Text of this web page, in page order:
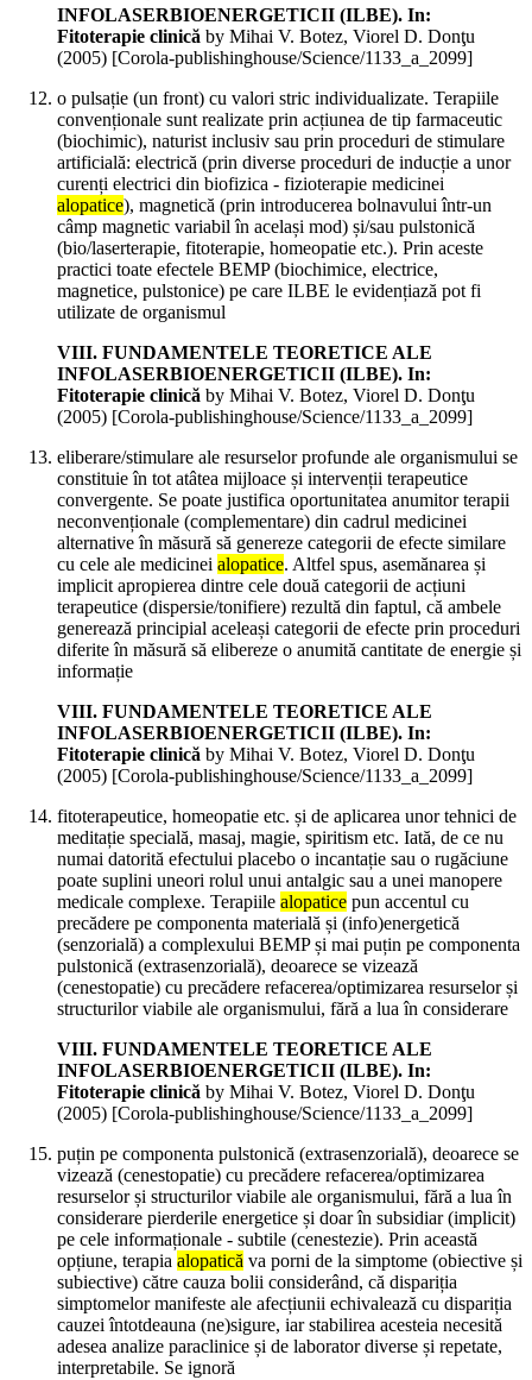
INFOLASERBIOENERGETICII (ILBE). In:
Fitoterapie clinică by Mihai V. Botez, Viorel D. Donţu
(2005) [Corola-publishinghouse/Science/1133_a_2099]
o pulsație (un front) cu valori stric individualizate. Terapiile
convenționale sunt realizate prin acțiunea de tip farmaceutic
(biochimic), naturist inclusiv sau prin proceduri de stimulare
artificială: electrică (prin diverse proceduri de inducție a unor
curenți electrici din biofizica - fizioterapie medicinei
alopatice), magnetică (prin introducerea bolnavului într-un
câmp magnetic variabil în același mod) și/sau pulstonică
(bio/laserterapie, fitoterapie, homeopatie etc.). Prin aceste
practici toate efectele BEMP (biochimice, electrice,
magnetice, pulstonice) pe care ILBE le evidențiază pot fi
utilizate de organismul
VIII. FUNDAMENTELE TEORETICE ALE
INFOLASERBIOENERGETICII (ILBE). In:
Fitoterapie clinică by Mihai V. Botez, Viorel D. Donţu
(2005) [Corola-publishinghouse/Science/1133_a_2099]
eliberare/stimulare ale resurselor profunde ale organismului se
constituie în tot atâtea mijloace și intervenții terapeutice
convergente. Se poate justifica oportunitatea anumitor terapii
neconvenționale (complementare) din cadrul medicinei
alternative în măsură să genereze categorii de efecte similare
cu cele ale medicinei alopatice. Altfel spus, asemănarea și
implicit apropierea dintre cele două categorii de acțiuni
terapeutice (dispersie/tonifiere) rezultă din faptul, că ambele
generează principial aceleași categorii de efecte prin proceduri
diferite în măsură să elibereze o anumită cantitate de energie și
informație
VIII. FUNDAMENTELE TEORETICE ALE
INFOLASERBIOENERGETICII (ILBE). In:
Fitoterapie clinică by Mihai V. Botez, Viorel D. Donţu
(2005) [Corola-publishinghouse/Science/1133_a_2099]
fitoterapeutice, homeopatie etc. și de aplicarea unor tehnici de
meditație specială, masaj, magie, spiritism etc. Iată, de ce nu
numai datorită efectului placebo o incantație sau o rugăciune
poate suplini uneori rolul unui antalgic sau a unei manopere
medicale complexe. Terapiile alopatice pun accentul cu
precădere pe componenta materială și (info)energetică
(senzorială) a complexului BEMP și mai puțin pe componenta
pulstonică (extrasenzorială), deoarece se vizează
(cenestopatie) cu precădere refacerea/optimizarea resurselor și
structurilor viabile ale organismului, fără a lua în considerare
VIII. FUNDAMENTELE TEORETICE ALE
INFOLASERBIOENERGETICII (ILBE). In:
Fitoterapie clinică by Mihai V. Botez, Viorel D. Donţu
(2005) [Corola-publishinghouse/Science/1133_a_2099]
puțin pe componenta pulstonică (extrasenzorială), deoarece se
vizează (cenestopatie) cu precădere refacerea/optimizarea
resurselor și structurilor viabile ale organismului, fără a lua în
considerare pierderile energetice și doar în subsidiar (implicit)
pe cele informaționale - subtile (cenestezie). Prin această
opțiune, terapia alopatică va porni de la simptome (obiective și
subiective) către cauza bolii considerând, că dispariția
simptomelor manifeste ale afecțiunii echivalează cu dispariția
cauzei întotdeauna (ne)sigure, iar stabilirea acesteia necesită
adesea analize paraclinice și de laborator diverse și repetate,
interpretabile. Se ignoră